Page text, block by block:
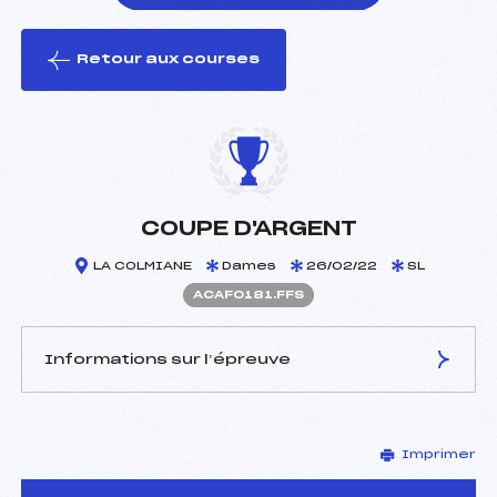
le ski
Retour aux courses
COUPE D'ARGENT
LA COLMIANE Dames 26/02/22 SL
ACAF0181.FFS
Informations sur l’épreuve
RAYBAUD PAUL (CA)
Arbitre :
PEYTHIEU GUILLAUME
Imprimer